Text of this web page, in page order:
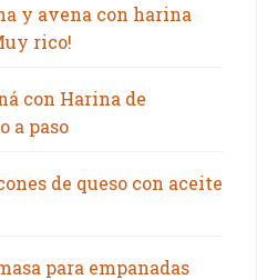
y avena con harina
rico!
con Harina de
a paso
de queso con aceite
para empanadas